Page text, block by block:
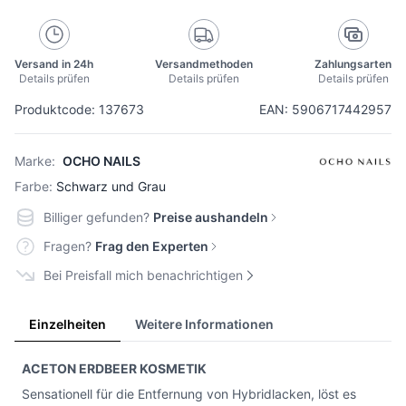
Produktcode: 137673 EAN: 5906717442957
Marke: OCHO NAILS
Farbe: Schwarz und Grau
Versand in 24h
Details prüfen
Versandmethoden
Details prüfen
Zahlungsarten
Details prüfen
Billiger gefunden? Preise aushandeln
Fragen? Frag den Experten
Bei Preisfall mich benachrichtigen
Einzelheiten Weitere Informationen
ACETON ERDBEER KOSMETIK
Sensationell für die Entfernung von Hybridlacken, löst es